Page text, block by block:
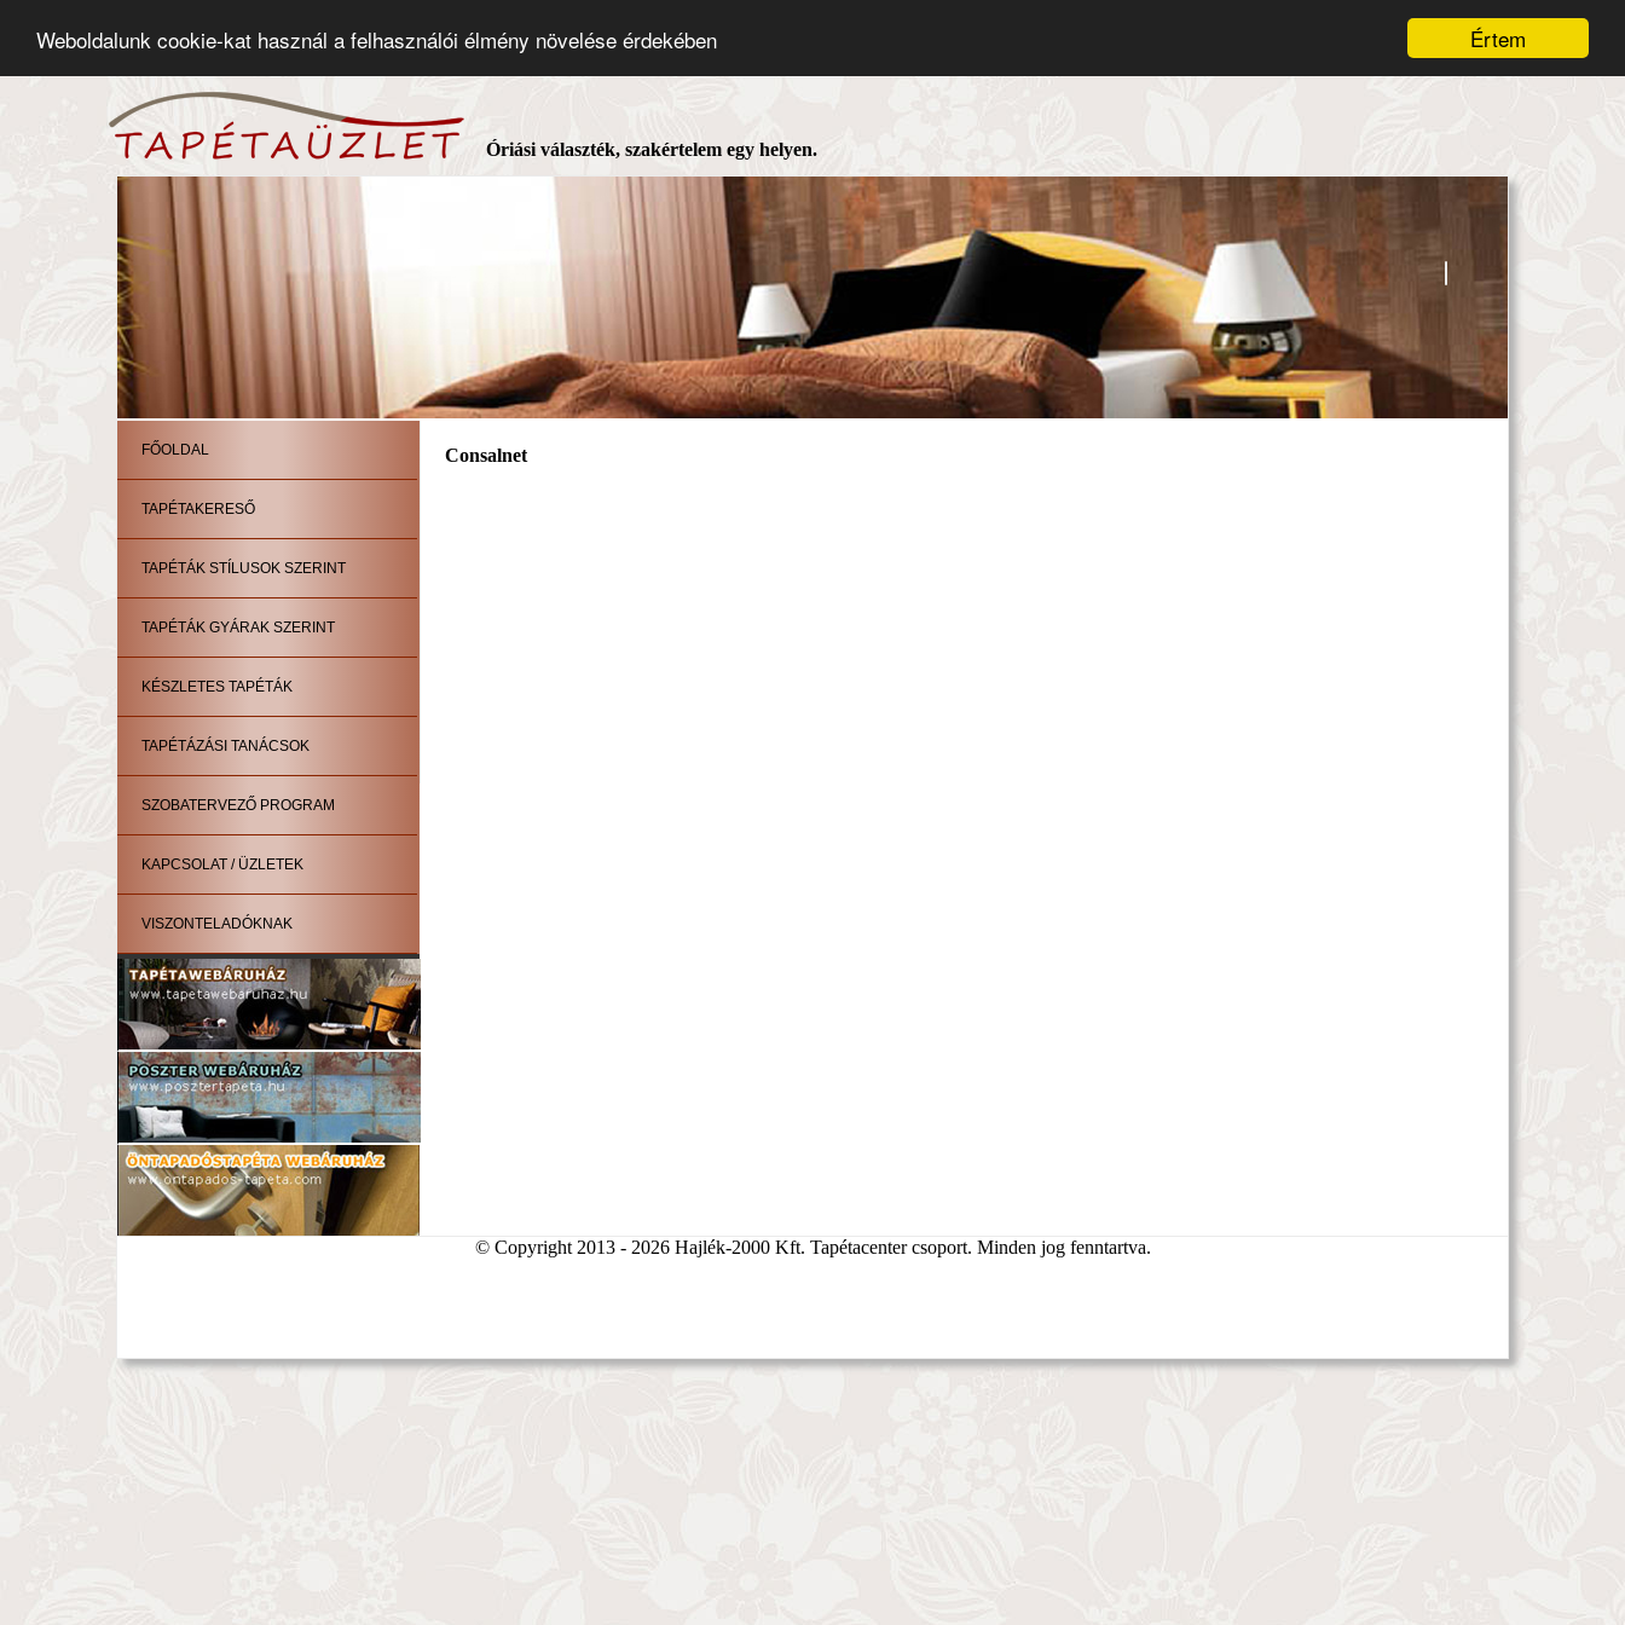
Értem
Weboldalunk cookie-kat használ a felhasználói élmény növelése érdekében
Óriási választék, szakértelem egy helyen.
FŐOLDAL
TAPÉTAKERESŐ
TAPÉTÁK STÍLUSOK SZERINT
TAPÉTÁK GYÁRAK SZERINT
KÉSZLETES TAPÉTÁK
TAPÉTÁZÁSI TANÁCSOK
SZOBATERVEZŐ PROGRAM
KAPCSOLAT / ÜZLETEK
VISZONTELADÓKNAK
Consalnet
© Copyright 2013 - 2026 Hajlék-2000 Kft. Tapétacenter csoport. Minden jog fenntartva.